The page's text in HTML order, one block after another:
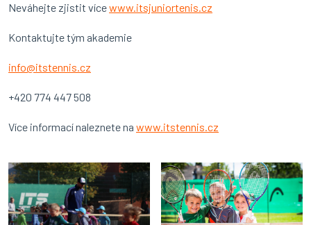
Neváhejte zjistit vícewww.itsjuniortenis.cz
Kontaktujte tým akademie
info@itstennis.cz
+420 774 447 508
Více informací naleznete na www.itstennis.cz